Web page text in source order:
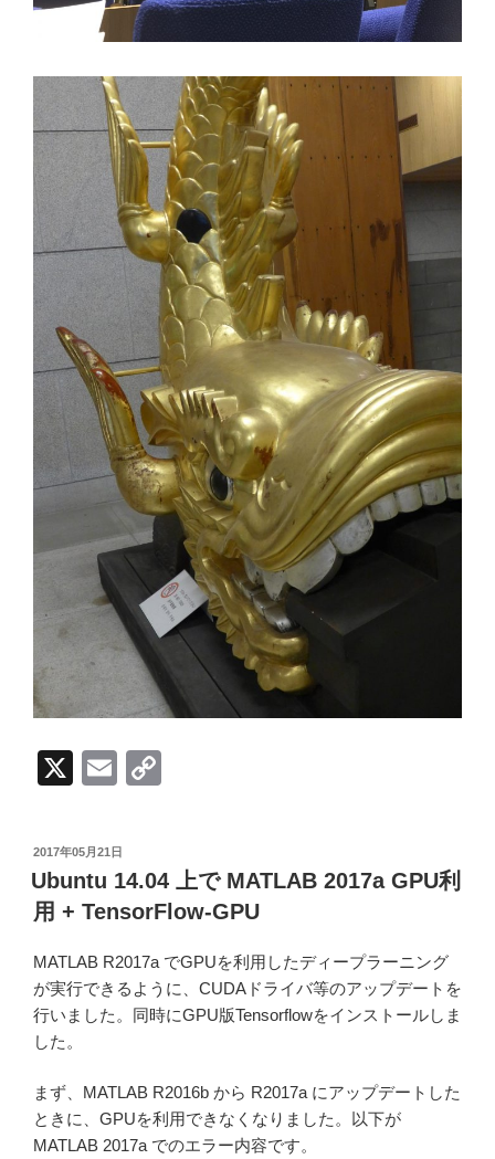
X
E
ail
y
Li
n
k
投
稿
日:
2017年05月21日
Ubuntu 14.04 上で MATLAB 2017a GPU利
用 + TensorFlow-GPU
MATLAB R2017a でGPUを利用したディープラーニング
が実行できるように、CUDAドライバ等のアップデートを
行いました。同時にGPU版Tensorflowをインストールしま
した。
まず、MATLAB R2016b から R2017a にアップデートした
ときに、GPUを利用できなくなりました。以下が
MATLAB 2017a でのエラー内容です。